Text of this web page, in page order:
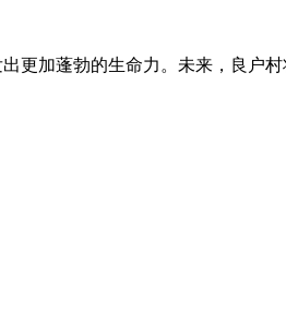
更加蓬勃的生命力。未来，良户